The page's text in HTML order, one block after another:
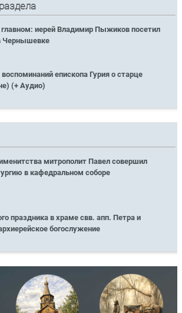
иерей Владимир Пыжиков посетил
Чернышевке
епископа Гурия о старце
(+ Аудио)
митрополит Павел совершил
в кафедральном соборе
праздника в храме свв. апп. Петра и
богослужение